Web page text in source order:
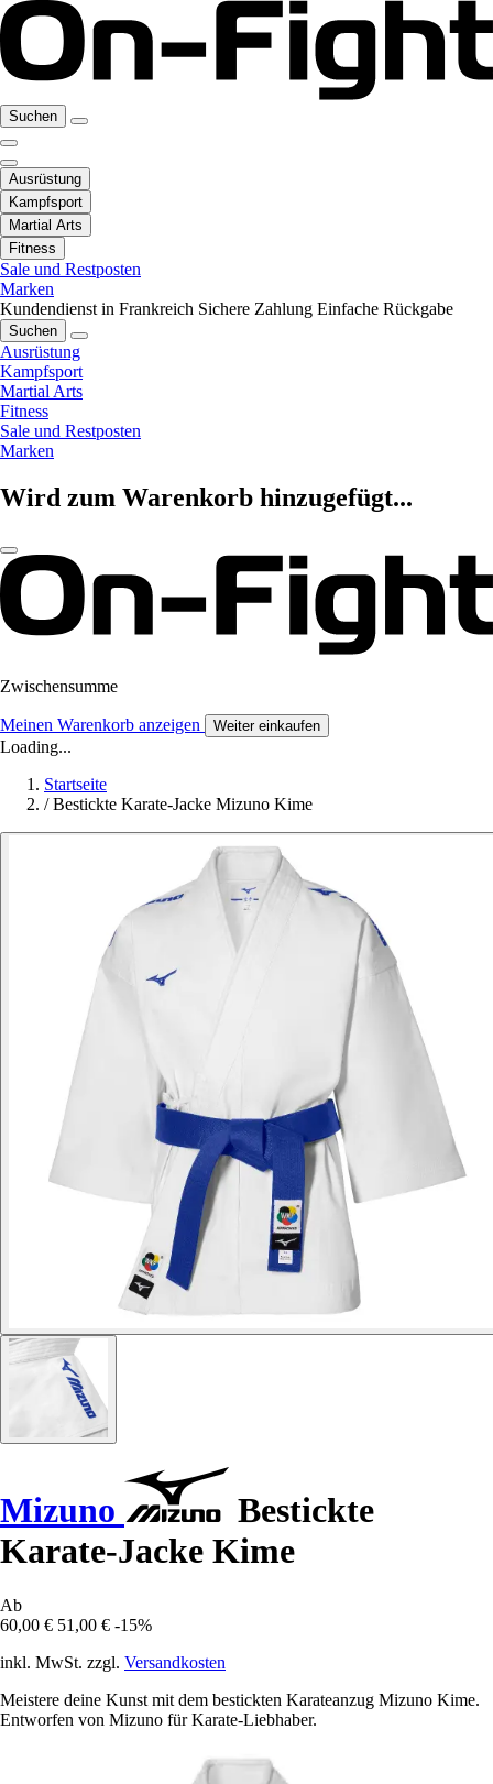
Suchen
Ausrüstung
Kampfsport
Martial Arts
Fitness
Sale und Restposten
Marken
Kundendienst in Frankreich Sichere Zahlung Einfache Rückgabe
Suchen
Ausrüstung
Kampfsport
Martial Arts
Fitness
Sale und Restposten
Marken
Wird zum Warenkorb hinzugefügt...
Zwischensumme
Meinen Warenkorb anzeigen Weiter einkaufen
Loading...
Startseite
/ Bestickte Karate-Jacke Mizuno Kime
Mizuno
Bestickte
Karate-Jacke Kime
Ab
60,00 € 51,00 € -15%
inkl. MwSt. zzgl. Versandkosten
Meistere deine Kunst mit dem bestickten Karateanzug Mizuno Kime.
Entworfen von Mizuno für Karate-Liebhaber.